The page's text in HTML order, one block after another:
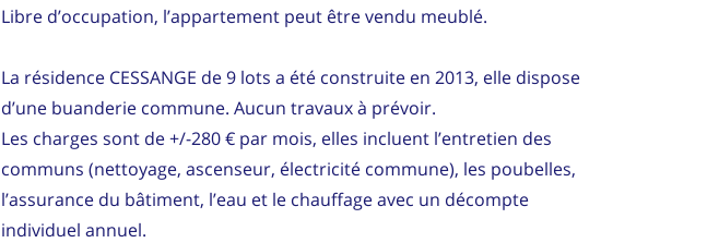
Libre d’occupation, l’appartement peut être vendu meublé.
La résidence CESSANGE de 9 lots a été construite en 2013, elle dispose
d’une buanderie commune. Aucun travaux à prévoir.
Les charges sont de +/-280 € par mois, elles incluent l’entretien des
communs (nettoyage, ascenseur, électricité commune), les poubelles,
l’assurance du bâtiment, l’eau et le chauffage avec un décompte
individuel annuel.